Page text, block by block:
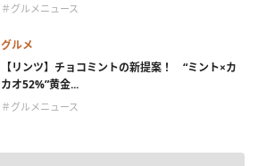
＃グルメニュース
グルメ
【リンツ】チョコミントの新提案！ “ミント×カ
カオ52%”黄金...
＃グルメニュース